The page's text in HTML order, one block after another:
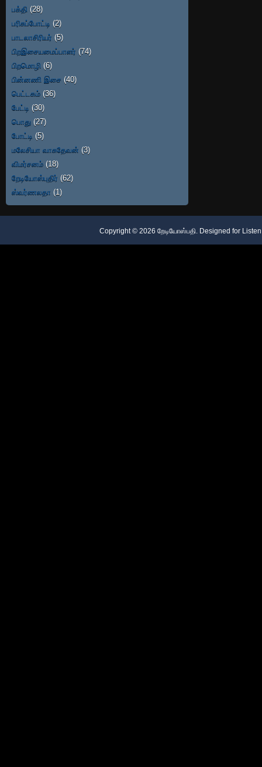
பக்தி (28)
பரிசுப்போட்டி (2)
பாடலாசிரியர் (5)
பிறஇசையமைப்பாளர் (74)
பிறமொழி (6)
பின்னணி இசை (40)
பெட்டகம் (36)
பேட்டி (30)
பொது (27)
போட்டி (5)
மலேசியா வாசுதேவன் (3)
விமர்சனம் (18)
றேடியோஸ்புதிர் (62)
ஸ்வர்ணலதா (1)
Copyright © 2026 றேடியோஸ்பதி. Designed for